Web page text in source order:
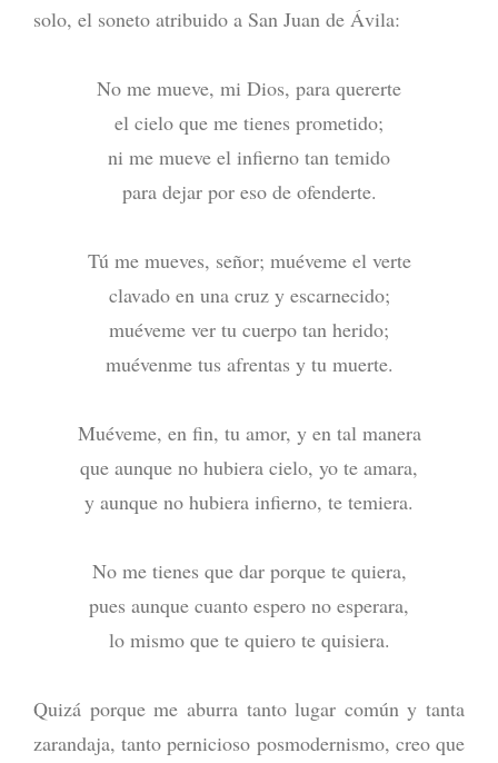
solo, el soneto atribuido a San Juan de Ávila:
No me mueve, mi Dios, para quererte
el cielo que me tienes prometido;
ni me mueve el infierno tan temido
para dejar por eso de ofenderte.
Tú me mueves, señor; muéveme el verte
clavado en una cruz y escarnecido;
muéveme ver tu cuerpo tan herido;
muévenme tus afrentas y tu muerte.
Muéveme, en fin, tu amor, y en tal manera
que aunque no hubiera cielo, yo te amara,
y aunque no hubiera infierno, te temiera.
No me tienes que dar porque te quiera,
pues aunque cuanto espero no esperara,
lo mismo que te quiero te quisiera.
Quizá porque me aburra tanto lugar común y tanta
zarandaja, tanto pernicioso posmodernismo, creo que